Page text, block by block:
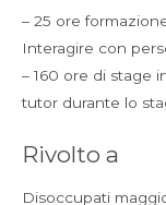
– 25 ore
Interagire con
– 160 ore di stage
tutor durante lo
Rivolto a
Disoccupati